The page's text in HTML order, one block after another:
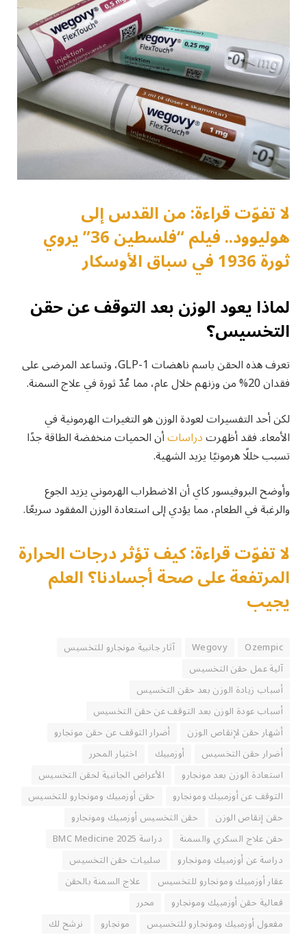
لا تفوّت قراءة: من القدس إلى
هوليوود.. فيلم “فلسطين 36” يروي
ثورة 1936 في سباق الأوسكار
لماذا يعود الوزن بعد التوقف عن حقن
التخسيس؟
تعرف هذه الحقن باسم ناهضات GLP-1، وتساعد المرضى على
فقدان 20% من وزنهم خلال عام، مما عُدّ ثورة في علاج السمنة.
لكن أحد التفسيرات لعودة الوزن هو التغيرات الهرمونية في
الأمعاء. فقد أظهرتدراساتأن الحميات منخفضة الطاقة جدًا
تسبب خللًا هرمونيًا يزيد الشهية.
وأوضح البروفيسور كاي أن الاضطراب الهرموني يزيد الجوع
والرغبة في الطعام، مما يؤدي إلى استعادة الوزن المفقود سريعًا.
لا تفوّت قراءة: كيف تؤثر درجات الحرارة
المرتفعة على صحة أجسادنا؟ العلم
يجيب
Ozempic
Wegovy
آثار جانبية مونجارو للتخسيس
آلية عمل حقن التخسيس
أسباب زيادة الوزن بعد حقن التخسيس
أسباب عودة الوزن بعد التوقف عن حقن التخسيس
أشهار حقن لإنقاص الوزن
أضرار التوقف عن حقن مونجارو
أضرار حقن التخسيس
أوزمبيك
اختيار المحرر
استعادة الوزن بعد مونجارو
الأعراض الجانبية لحقن التخسيس
التوقف عن أوزمبيك ومونجارو
حقن أوزمبيك ومونجارو للتخسيس
حقن إنقاص الوزن
حقن التخسيس أوزمبيك ومونجارو
حقن علاج السكري والسمنة
دراسة BMC Medicine 2025
دراسة عن أوزمبيك ومونجارو
سلبيات حقن التخسيس
عقار أوزمبيك ومونجارو للتخسيس
علاج السمنة بالحقن
فعالية حقن أوزمبيك ومونجارو
محرر
مفعول أوزمبيك ومونجارو للتخسيس
مونجارو نرشح لك